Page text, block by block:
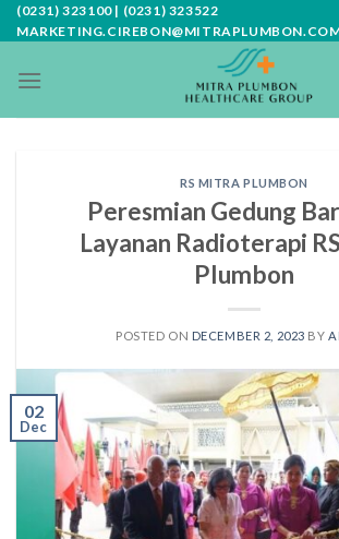
Skip
to
(0231) 323100 | (0231) 323522
RS MITRA PLUMBON
Peresmian Gedung
Layanan Radioterapi
Plumbon
POSTED ON DECEMBER 2, 2023 BY
02
Dec